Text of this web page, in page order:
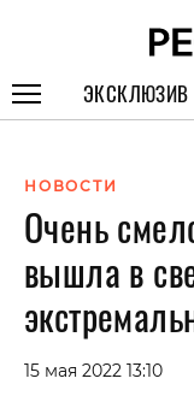
ЭКСКЛЮЗИВ
НОВОСТИ
Очень
вышла в
15 мая 2022 13:10